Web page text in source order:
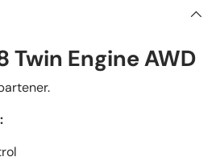
Twin Engine AWD